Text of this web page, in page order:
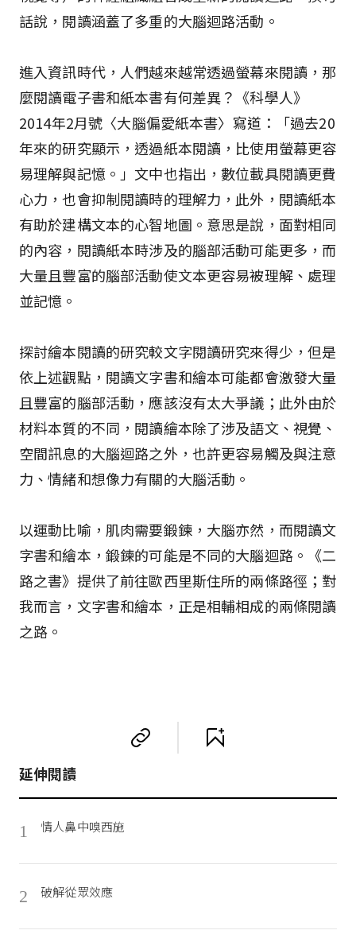
話說，閱讀涵蓋了多重的大腦迴路活動。
進入資訊時代，人們越來越常透過螢幕來閱讀，那
麼閱讀電子書和紙本書有何差異？《科學人》
2014年2月號〈大腦偏愛紙本書〉寫道：「過去20
年來的研究顯示，透過紙本閱讀，比使用螢幕更容
易理解與記憶。」文中也指出，數位載具閱讀更費
心力，也會抑制閱讀時的理解力，此外，閱讀紙本
有助於建構文本的心智地圖。意思是說，面對相同
的內容，閱讀紙本時涉及的腦部活動可能更多，而
大量且豐富的腦部活動使文本更容易被理解、處理
並記憶。
探討繪本閱讀的研究較文字閱讀研究來得少，但是
依上述觀點，閱讀文字書和繪本可能都會激發大量
且豐富的腦部活動，應該沒有太大爭議；此外由於
材料本質的不同，閱讀繪本除了涉及語文、視覺、
空間訊息的大腦迴路之外，也許更容易觸及與注意
力、情緒和想像力有關的大腦活動。
以運動比喻，肌肉需要鍛鍊，大腦亦然，而閱讀文
字書和繪本，鍛鍊的可能是不同的大腦迴路。《二
路之書》提供了前往歐西里斯住所的兩條路徑；對
我而言，文字書和繪本，正是相輔相成的兩條閱讀
之路。
延伸閱讀
1 情人鼻中嗅西施
2 破解從眾效應